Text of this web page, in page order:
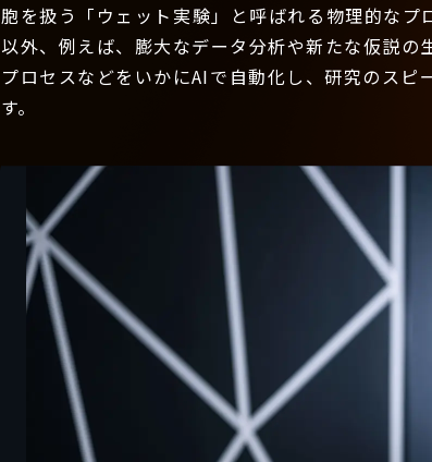
胞を扱う「ウェット実験」と呼ばれる物理的な
以外、例えば、膨大なデータ分析や新たな仮説
プロセスなどをいかにAIで自動化し、研究のス
す。